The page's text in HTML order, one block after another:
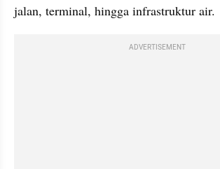
jalan, terminal, hingga infrastruktur air.
ADVERTISEMENT